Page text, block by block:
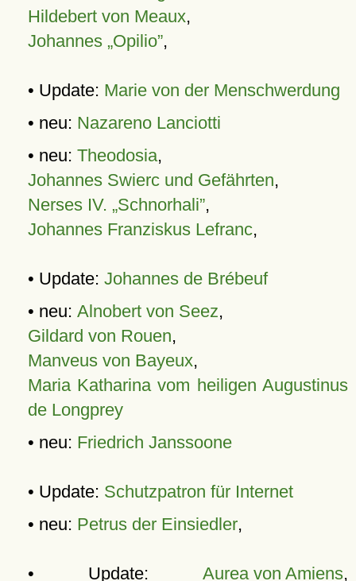
Hildebert von Meaux,
Johannes „Opilio”,
• Update: Marie von der Menschwerdung
• neu: Nazareno Lanciotti
• neu: Theodosia,
Johannes Swierc und Gefährten,
Nerses IV. „Schnorhali”,
Johannes Franziskus Lefranc,
• Update: Johannes de Brébeuf
• neu: Alnobert von Seez,
Gildard von Rouen,
Manveus von Bayeux,
Maria Katharina vom heiligen Augustinus
de Longprey
• neu: Friedrich Janssoone
• Update: Schutzpatron für Internet
• neu: Petrus der Einsiedler,
• Update: Aurea von Amiens,